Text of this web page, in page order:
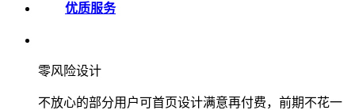
优质服务
零风险设计
不放心的部分用户可首页设计满意再付费，前期不花一